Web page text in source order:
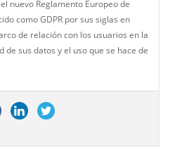
nuevo Reglamento Europeo de
como GDPR por sus siglas en
de relación con los usuarios en la
sus datos y el uso que se hace de